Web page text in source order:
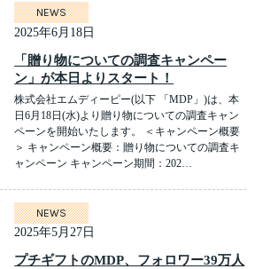
NEWS
2025年6月18日
「贈り物についての調査キャンペー
ン」が本日よりスタート！
株式会社エムディーピー(以下 「MDP」)は、本
日6月18日(水)より贈り物についての調査キャン
ペーンを開始いたします。 ＜キャンペーン概要
＞ キャンペーン概要：贈り物についての調査キ
ャンペーン キャンペーン期間：202…
NEWS
2025年5月27日
プチギフトのMDP、フォロワー39万人